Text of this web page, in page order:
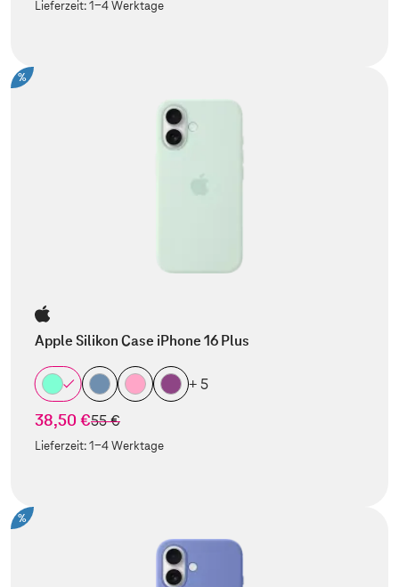
Lieferzeit:1-4 Werktage
%
Apple Silikon Case iPhone 16 Plus
+ 5
38,50 €statt
55 €
Lieferzeit:1-4 Werktage
%